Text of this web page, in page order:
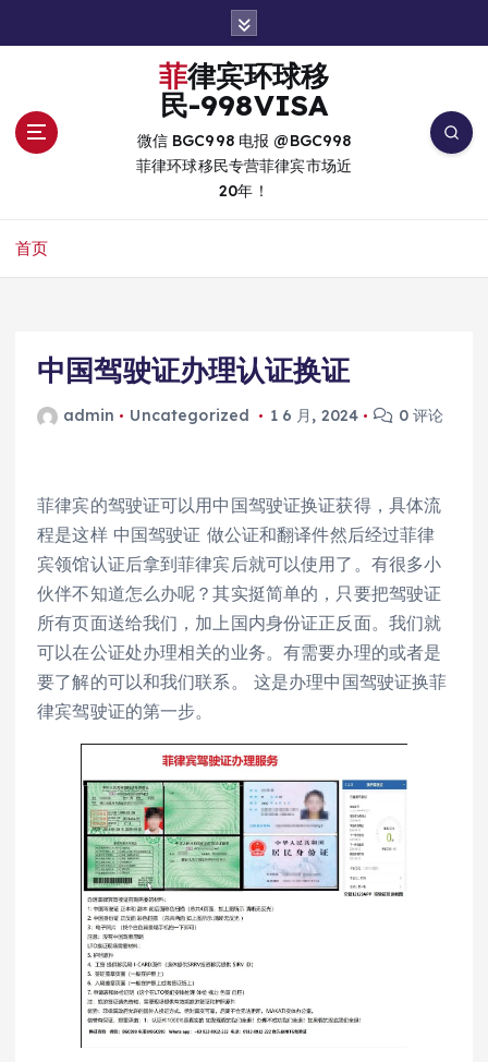
菲律宾环球移
民-998VISA
微信 BGC998 电报 @BGC998
菲律环球移民专营菲律宾市场近
20年！
首页
中国驾驶证办理认证换证
admin Uncategorized 1 6 月, 2024 0 评论
菲律宾的驾驶证可以用中国驾驶证换证获得，具体流
程是这样 中国驾驶证 做公证和翻译件然后经过菲律
宾领馆认证后拿到菲律宾后就可以使用了。有很多小
伙伴不知道怎么办呢？其实挺简单的，只要把驾驶证
所有页面送给我们，加上国内身份证正反面。我们就
可以在公证处办理相关的业务。有需要办理的或者是
要了解的可以和我们联系。 这是办理中国驾驶证换菲
律宾驾驶证的第一步。